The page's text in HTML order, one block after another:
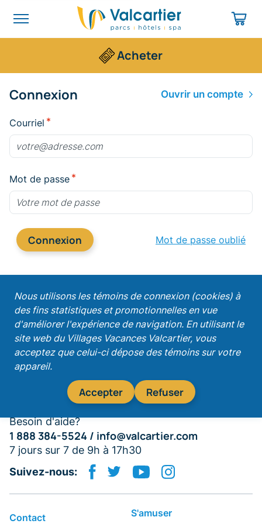
Acheter
Connexion Ouvrir un compte
Courriel
Mot de passe
Connexion Mot de passe oublié
Nous utilisons les témoins de connexion (cookies) à
des fins statistiques et promotionnelles en vue
d'améliorer l'expérience de navigation. En utilisant le
site web du Villages Vacances Valcartier, vous
acceptez que celui-ci dépose des témoins sur votre
appareil.
Accepter Refuser
Recevez nos promotions!
S'abonner
Besoin d'aide?
1 888 384-5524 / info@valcartier.com
7 jours sur 7 de 9h à 17h30
Suivez-nous:
Contact S'amuser